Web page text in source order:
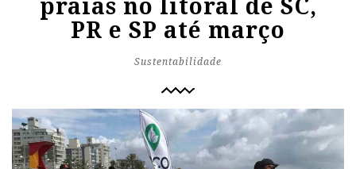
praias no litoral de SC,
PR e SP até março
Sustentabilidade